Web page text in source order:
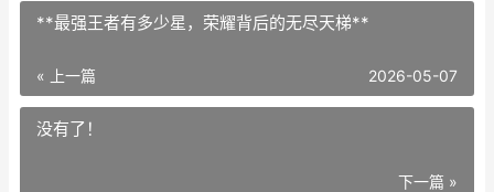
**最强王者有多少星，荣耀背后的无尽天梯**
« 上一篇 2026-05-07
没有了！
下一篇 »